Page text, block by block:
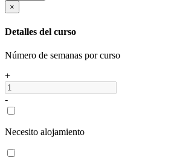
×
Detalles del curso
Número de semanas por curso
+
-
Necesito alojamiento